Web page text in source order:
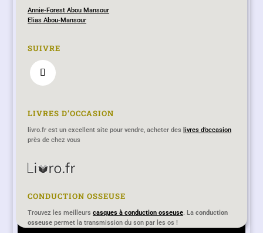
Annie-Forest Abou Mansour
Elias Abou-Mansour
SUIVRE
LIVRES D’OCCASION
livro.fr est un excellent site pour vendre, acheter des livres d’occasion
près de chez vous
CONDUCTION OSSEUSE
Trouvez les meilleurscasques à conduction osseuse. Laconduction
osseuse permet la transmission du son par les os !
Lecritoire-des-muses.fr remplace désormais le blog
lecritoiredesmuses.hautetfort.com qui ne sera plus actualisé